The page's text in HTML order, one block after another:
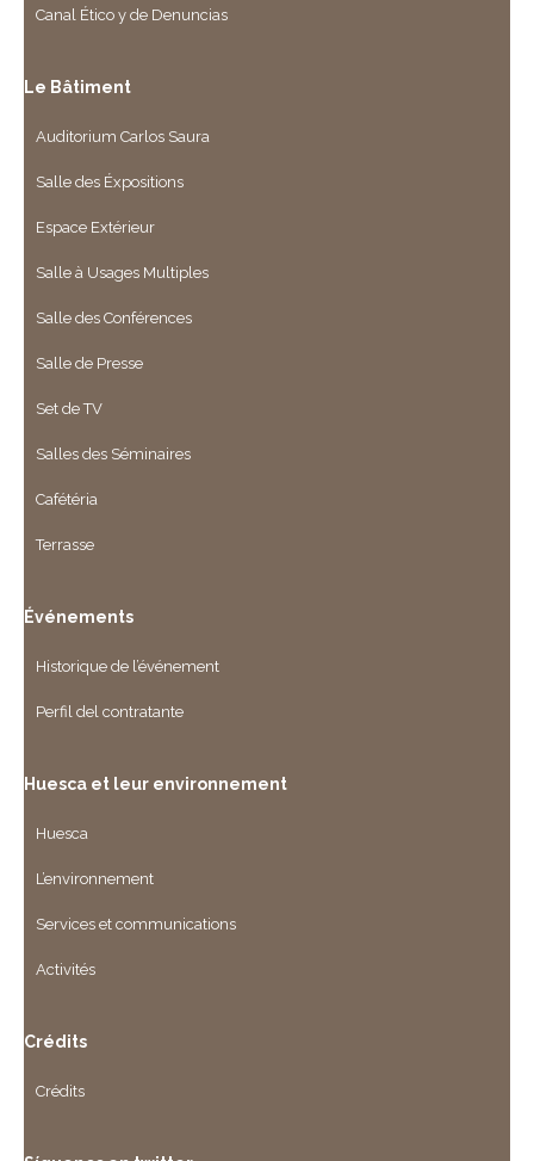
Canal Ético y de Denuncias
Le Bâtiment
Auditorium Carlos Saura
Salle des Éxpositions
Espace Extérieur
Salle à Usages Multiples
Salle des Conférences
Salle de Presse
Set de TV
Salles des Séminaires
Cafétéria
Terrasse
Événements
Historique de l’événement
Perfil del contratante
Huesca et leur environnement
Huesca
L’environnement
Services et communications
Activités
Crédits
Crédits